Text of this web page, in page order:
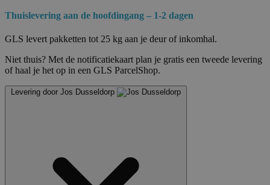
Thuislevering aan de hoofdingang – 1-2 dagen
GLS levert pakketten tot 25 kg aan je deur of inkomhal.
Niet thuis? Met de notificatiekaart plan je gratis een tweede levering
of haal je het op in een GLS ParcelShop.
Levering door Jos Dusseldorp